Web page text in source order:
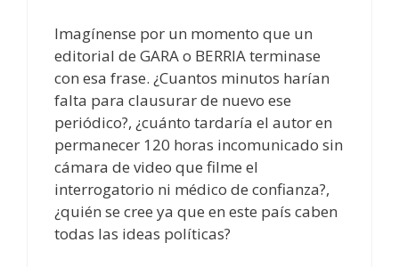
Imagínense por un momento que un
editorial de GARA o BERRIA terminase
con esa frase. ¿Cuantos minutos harían
falta para clausurar de nuevo ese
periódico?, ¿cuánto tardaría el autor en
permanecer 120 horas incomunicado sin
cámara de video que filme el
interrogatorio ni médico de confianza?,
¿quién se cree ya que en este país caben
todas las ideas políticas?